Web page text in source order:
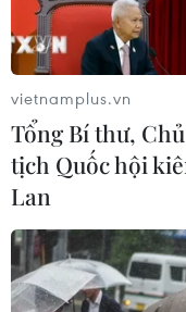
CƠ QUAN CHỦ QUẢN:
Tổng Biên tập:
vietnamplus.vn
Tổng Bí thư,
tịch Quốc hội
Lan